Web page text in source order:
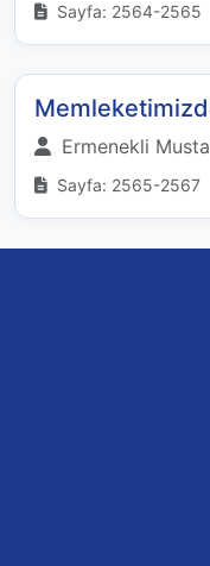
Sayfa: 2564-2565
Ermenekli
Sayfa: 2565-2567